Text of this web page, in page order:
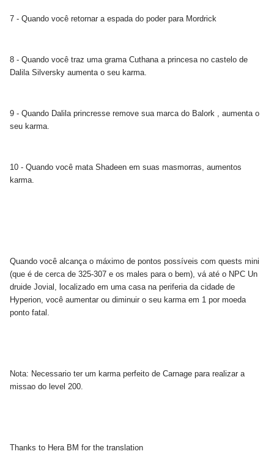
7 - Quando você retornar a espada do poder para Mordrick
8 - Quando você traz uma grama Cuthana a princesa no castelo de
Dalila Silversky aumenta o seu karma.
9 - Quando Dalila princresse remove sua marca do Balork , aumenta o
seu karma.
10 - Quando você mata Shadeen em suas masmorras, aumentos
karma.
Quando você alcança o máximo de pontos possíveis com quests mini
(que é de cerca de 325-307 e os males para o bem), vá até o NPC Un
druide Jovial, localizado em uma casa na periferia da cidade de
Hyperion, você aumentar ou diminuir o seu karma em 1 por moeda
ponto fatal.
Nota: Necessario ter um karma perfeito de Carnage para realizar a
missao do level 200.
Thanks to Hera BM for the translation